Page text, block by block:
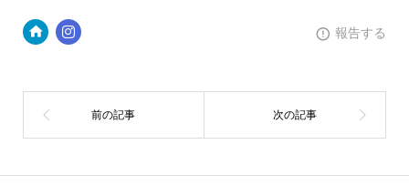
報告する